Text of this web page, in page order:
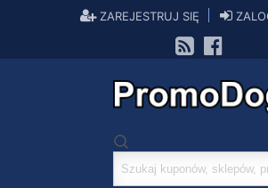
ZAREJESTRUJ SIĘ
Szukaj
kuponów